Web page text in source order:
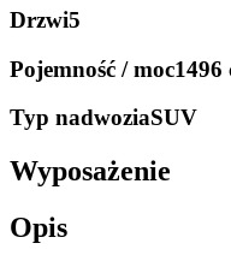
Drzwi5
Pojemność / moc1496
Typ nadwoziaSUV
Wyposażenie
Opis